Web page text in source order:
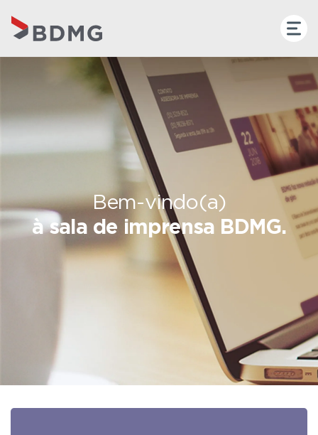
Bem-vindo(a)
à sala de imprensa BDMG.